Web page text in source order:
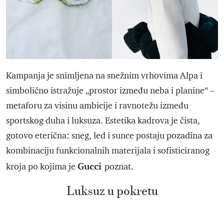
Kampanja je snimljena na snežnim vrhovima Alpa i
simbolično istražuje „prostor između neba i planine“ –
metaforu za visinu ambicije i ravnotežu između
sportskog duha i luksuza. Estetika kadrova je čista,
gotovo eterična: sneg, led i sunce postaju pozadina za
kombinaciju funkcionalnih materijala i sofisticiranog
kroja po kojima je Gucci poznat.
Luksuz u pokretu